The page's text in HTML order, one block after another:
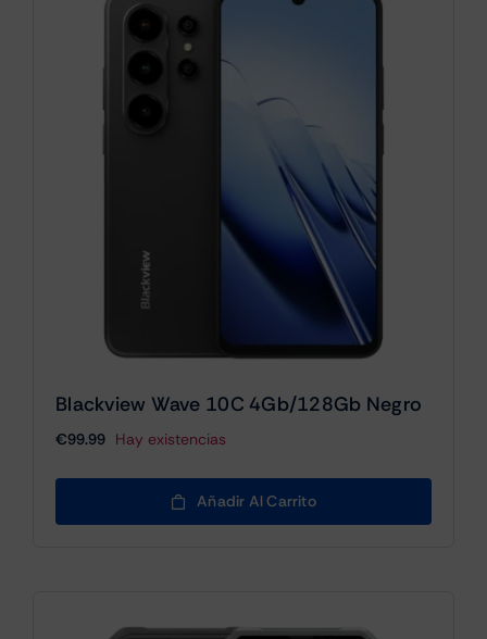
Blackview Wave 10C 4Gb/128Gb Negro
€99.99 Hay existencias
Añadir Al Carrito